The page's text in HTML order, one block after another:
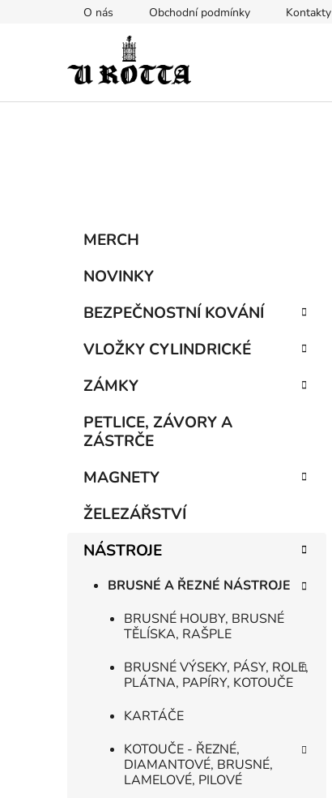
O nás Obchodní podmínky Kontakty
Přeskočit
kategorie
MERCH
NOVINKY
BEZPEČNOSTNÍ KOVÁNÍ
VLOŽKY CYLINDRICKÉ
ZÁMKY
PETLICE, ZÁVORY A
ZÁSTRČE
MAGNETY
ŽELEZÁŘSTVÍ
NÁSTROJE
BRUSNÉ A ŘEZNÉ NÁSTROJE
BRUSNÉ HOUBY, BRUSNÉ
TĚLÍSKA, RAŠPLE
BRUSNÉ VÝSEKY, PÁSY, ROLE,
PLÁTNA, PAPÍRY, KOTOUČE
KARTÁČE
KOTOUČE - ŘEZNÉ,
DIAMANTOVÉ, BRUSNÉ,
LAMELOVÉ, PILOVÉ